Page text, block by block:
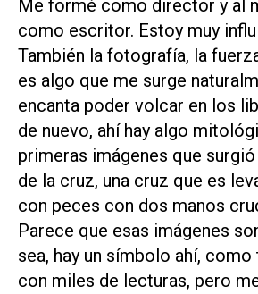
Me formé como director y al
como escritor. Estoy muy
También la fotografía, la
es algo que me surge
encanta poder volcar en los
de nuevo, ahí hay algo
primeras imágenes que
de la cruz, una cruz que es
con peces con dos manos
Parece que esas imágenes
sea, hay un símbolo ahí,
con miles de lecturas, pero